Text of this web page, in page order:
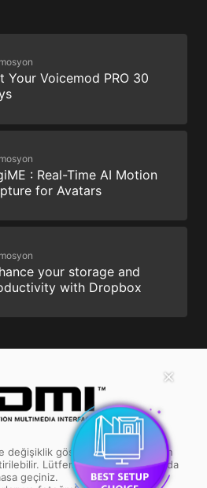
✕
Your Voicemod PRO 30
: Real-Time AI Motion
for Avatars
your storage and
with Dropbox
değişiklik gösterebilir ve önceden
Lütfen özellikler konusunda
geçiniz.